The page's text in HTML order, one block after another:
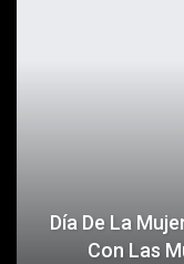
Día De La
Con Las